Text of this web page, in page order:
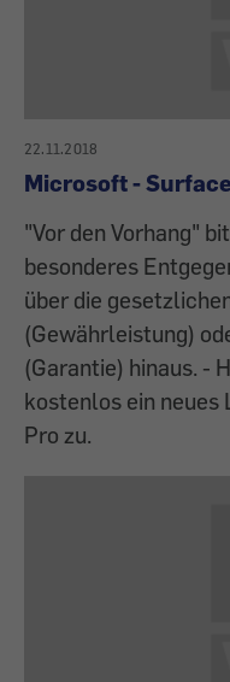
22.11.2018
Microsoft -
"Vor den Vorhang"
besonderes
über die
(Gewährleistung)
(Garantie) hinaus. -
kostenlos ein neues
Pro zu.